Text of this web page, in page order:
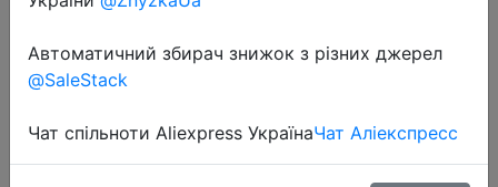
Перейти до магазину
#Gearbest
Больше скидок в телеграммt.me/ChinaGoodBuy
Автоматичний збирач знижок з різних джерел
@SaleStack
Чат спільноти Aliexpress УкраїнаЧат Аліекспресс